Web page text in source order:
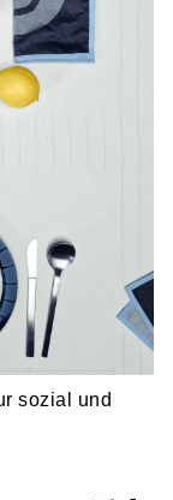
sozial und